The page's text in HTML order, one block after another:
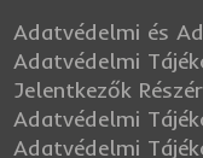
Adatvédelmi és
Adatvédelmi
Jelentkezők
Adatvédelmi
Adatvédelmi